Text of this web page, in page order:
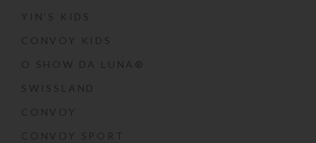
YIN’S KIDS
CONVOY KIDS
O SHOW DA LUNA®
SWISSLAND
CONVOY
CONVOY SPORT